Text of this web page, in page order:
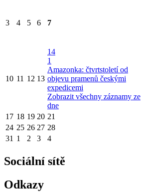
3 4 5 6 7
10 11 12 13
14
1
Amazonka: čtvrtstoletí od
objevu pramenů českými
expedicemi
Zobrazit všechny záznamy ze
dne
17 18 19 20 21
24 25 26 27 28
31 1 2 3 4
Sociální sítě
Odkazy